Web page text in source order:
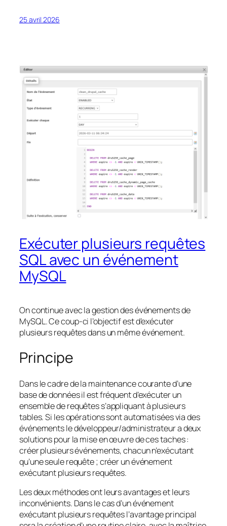
25 avril 2026
Exécuter plusieurs requêtes
SQL avec un événement
MySQL
On continue avec la gestion des événements de
MySQL. Ce coup-ci l’objectif est d’exécuter
plusieurs requêtes dans un même événement.
Principe
Dans le cadre de la maintenance courante d’une
base de données il est fréquent d’exécuter un
ensemble de requêtes s’appliquant à plusieurs
tables. Si les opérations sont automatisées via des
événements le développeur/administrateur a deux
solutions pour la mise en œuvre de ces taches :
créer plusieurs événements, chacun n’exécutant
qu’une seule requête ; créer un événement
exécutant plusieurs requêtes.
Les deux méthodes ont leurs avantages et leurs
inconvénients. Dans le cas d’un événement
exécutant plusieurs requêtes l’avantage principal